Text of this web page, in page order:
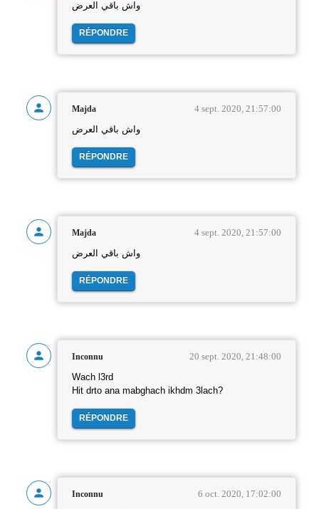
واش باقي العرض
RÉPONDRE
Majda 4 sept. 2020, 21:57:00
واش باقي العرض
RÉPONDRE
Majda 4 sept. 2020, 21:57:00
واش باقي العرض
RÉPONDRE
Inconnu 20 sept. 2020, 21:48:00
Wach l3rd
Hit drto ana mabghach ikhdm 3lach?
RÉPONDRE
Inconnu 6 oct. 2020, 17:02:00